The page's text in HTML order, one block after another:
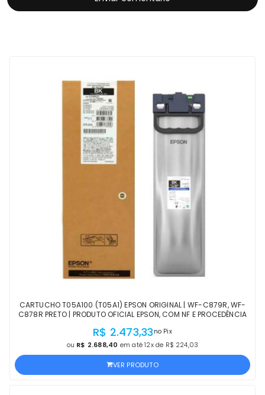
CARTUCHO T05A100 (T05A1) EPSON ORIGINAL | WF-C879R, WF-
C878R PRETO | PRODUTO OFICIAL EPSON, COM NF E PROCEDÊNCIA
R$ 2.473,33 no Pix
ou R$ 2.688,40 em até 12x de R$ 224,03
VER PRODUTO